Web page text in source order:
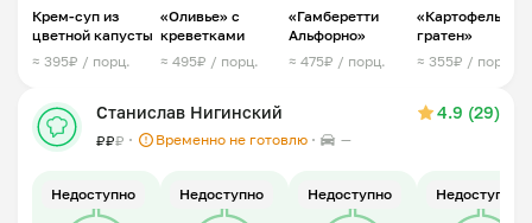
Крем-суп из
цветной капусты
≈ 395₽ / порц.
«Оливье» с
креветками
≈ 495₽ / порц.
«Гамберетти
Альфорно»
≈ 475₽ / порц.
«Картофельный
гратен»
≈ 355₽ / порц.
Станислав Нигинский 4.9 (29)
₽₽₽ Временно не готовлю —
Недоступно Недоступно Недоступно Недоступно